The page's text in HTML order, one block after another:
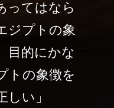
ってはなら
ジプトの象
目的にかな
トの象徴を
しい」